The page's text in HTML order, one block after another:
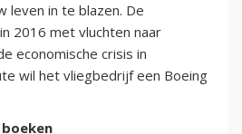
leven in te blazen. De
2016 met vluchten naar
economische crisis in
wil het vliegbedrijf een Boeing